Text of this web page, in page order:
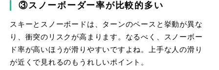
③スノーボーダー率が比較的多い
スキーとスノーボードは、ターンのペースと挙動が異な
り、衝突のリスクが高まります。なるべく、スノーボー
ド率が高いほうが滑りやすいですよね。上手な人の滑り
が近くで見れるのもうれしいポイント。